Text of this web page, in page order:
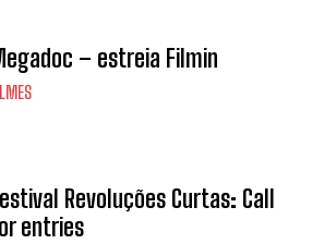
– estreia Filmin
Revoluções Curtas: Call
entries